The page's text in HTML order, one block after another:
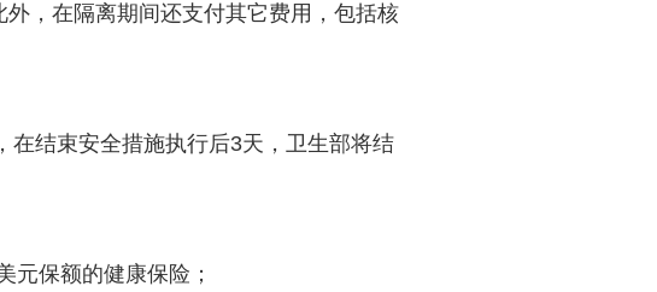
，在隔离期间还支付其它费用，包括核
在结束安全措施执行后3天，卫生部将结
元保额的健康保险；